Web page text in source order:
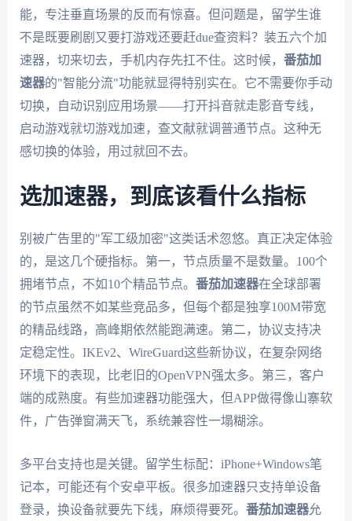
能，专注垂直场景的反而有惊喜。但问题是，留学生谁
不是既要刷剧又要打游戏还要赶due查资料？装五六个加
速器，切来切去，手机内存先扛不住。这时候， 番茄加
速器的"智能分流"功能就显得特别实在。它不需要你手动
切换，自动识别应用场景——打开抖音就走影音专线，
启动游戏就切游戏加速，查文献就调普通节点。这种无
感切换的体验，用过就回不去。
选加速器，到底该看什么指标
别被广告里的"军工级加密"这类话术忽悠。真正决定体验
的，是这几个硬指标。第一，节点质量不是数量。100个
拥堵节点，不如10个精品节点。 番茄加速器在全球部署
的节点虽然不如某些竞品多，但每个都是独享100M带宽
的精品线路，高峰期依然能跑满速。第二，协议支持决
定稳定性。IKEv2、WireGuard这些新协议，在复杂网络
环境下的表现，比老旧的OpenVPN强太多。第三，客户
端的成熟度。有些加速器功能强大，但APP做得像山寨软
件，广告弹窗满天飞，系统兼容性一塌糊涂。
多平台支持也是关键。留学生标配：iPhone+Windows笔
记本，可能还有个安卓平板。很多加速器只支持单设备
登录，换设备就要先下线，麻烦得要死。 番茄加速器允